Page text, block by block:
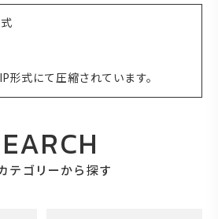
式にて圧縮されています。
テゴリーから探す